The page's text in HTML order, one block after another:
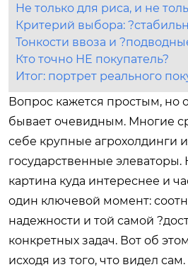
Не только для риса, и не
Критерий выбора:
Тонкости ввоза и
Кто точно НЕ покупатель?
Итог: портрет реального
Вопрос кажется простым, но
бывает очевидным. Многие
себе крупные агрохолдинги
государственные элеваторы.
картина куда интереснее и
один ключевой момент:
надежности и той самой
конкретных задач. Вот об
исходя из того, что видел сам.